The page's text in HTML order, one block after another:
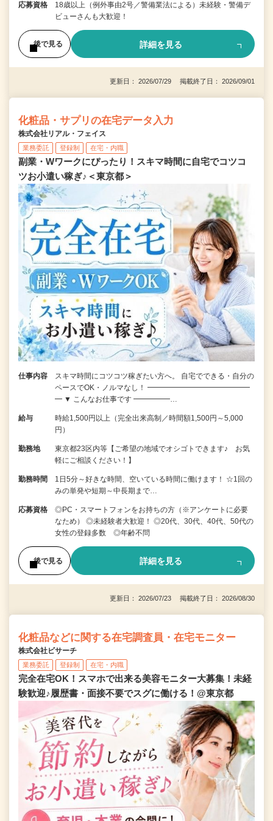
応募資格
18歳以上（例外事由2号／警備業法による）未経験・警備デ
ビューさんも大歓迎！
後で見る 詳細を見る
更新日： 2026/07/29 掲載終了日： 2026/09/01
化粧品・サプリの在宅データ入力
株式会社リアル・フェイス
業務委託 登録制 在宅・内職
副業・Wワークにぴったり！スキマ時間に自宅でコツコ
ツお小遣い稼ぎ♪＜東京都＞
仕事内容
スキマ時間にコツコツ稼ぎたい方へ。 自宅でできる・自分の
ペースでOK・ノルマなし！ ━━━━━━━━━━━━━━
━ ▼ こんなお仕事です ━━━━━…
給与
時給1,500円以上（完全出来高制／時間額1,500円～5,000
円）
勤務地
東京都23区内等【ご希望の地域でオシゴトできます♪ お気
軽にご相談ください！】
勤務時間
1日5分～好きな時間、空いている時間に働けます！ ☆1回の
みの単発や短期～中長期まで…
応募資格
◎PC・スマートフォンをお持ちの方（※アンケートに必要
なため） ◎未経験者大歓迎！ ◎20代、30代、40代、50代の
女性の登録多数 ◎年齢不問
後で見る 詳細を見る
更新日： 2026/07/23 掲載終了日： 2026/08/30
化粧品などに関する在宅調査員・在宅モニター
株式会社ビサーチ
業務委託 登録制 在宅・内職
完全在宅OK！スマホで出来る美容モニター大募集！未経
験歓迎♪履歴書・面接不要でスグに働ける！@東京都